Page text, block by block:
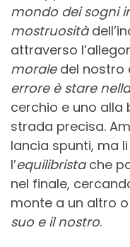
mondo dei sogni
mostruosità
attraverso
moraledel nostro
errore è stare
cerchio e uno alla
strada precisa.
lancia spunti, ma
l’equilibrista che
nel finale,
monte a un altro
suo e il nostro.